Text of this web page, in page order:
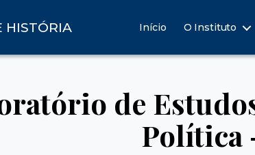
HISTÓRIA Início O Instituto
de
Política